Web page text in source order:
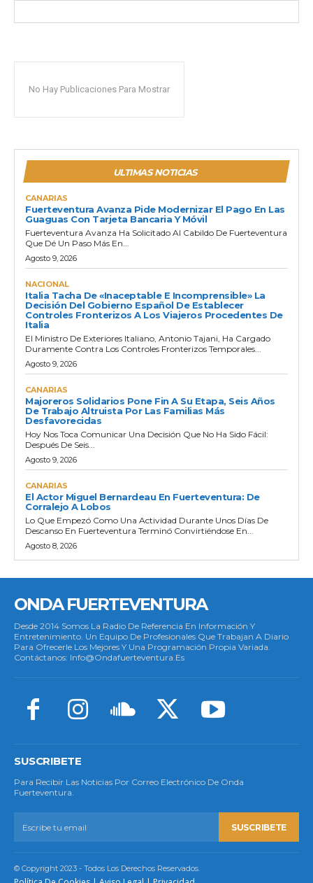
No Hay Publicaciones Para Mostrar
ULTIMAS NOTICIAS
CANARIAS
Fuerteventura Avanza Pide Modernizar El Pago En Las
Guaguas Con Tarjeta Bancaria Y Móvil
Fuerteventura Avanza Ha Solicitado Al Cabildo De Fuerteventura
Que Dé Un Paso Más En...
Agosto 9, 2026
NACIONAL
Italia Tacha De «inaceptable E Incomprensible» La
Decisión Del Gobierno Español De Establecer
Controles Fronterizos A Los Viajeros Procedentes De
Italia
El Ministro De Exteriores Italiano, Antonio Tajani, Ha Cargado
Duramente Contra Los Controles Fronterizos Temporales...
Agosto 9, 2026
CANARIAS
Majoreros Solidarios Pone Fin A Su Etapa, Seis Años
De Trabajo Altruista Por Las Familias Más
Desfavorecidas
Hoy Nos Toca Comunicar Una Decisión Que No Ha Sido Fácil:
Después De Seis...
Agosto 9, 2026
CANARIAS
El Actor Miguel Bernardeau En Fuerteventura: De
Corralejo A Lobos
Lo Que Empezó Como Una Actividad Durante Unos Días De
Descanso En Fuerteventura Terminó Convirtiéndose En...
Agosto 8, 2026
ONDA FUERTEVENTURA
Desde 2014 Somos La Radio De Referencia En Información Y
Entretenimiento. Un Equipo De Profesionales Que Trabajan A Diario
Para Ofrecerle Los Mejores Y Una Programación Propia Variada.
Contáctanos: Info@ondafuerteventura.es
SUSCRIBETE
Para Recibir Las Noticias Por Correo Electrónico De Onda
Fuerteventura.
SUSCRIBETE
© Copyright 2023 - Todos Los Derechos Reservados.